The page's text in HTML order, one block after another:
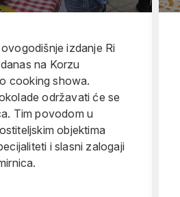
izdanje Ri
na Korzu
cooking showa.
održavati će se
Tim povodom u
objektima
i slasni zalogaji